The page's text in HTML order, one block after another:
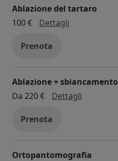
Ablazione del tartaro
100 €
Dettagli
Prenota
Ablazione + sbiancamento
Da 220 €
Dettagli
Prenota
Ortopantomografia